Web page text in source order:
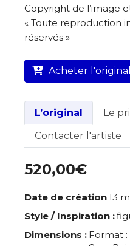
Copyright de l’image
« Toute reproduction
réservés »
Acheter l'original
L’original
Le
Contacter l'artiste
520,00€
Date de création13
Style / Inspiration :
Dimensions : Format :